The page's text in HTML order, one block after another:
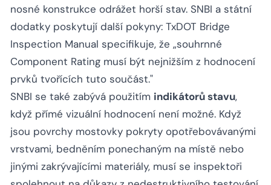
nosné konstrukce odrážet horší stav. SNBI a státní
dodatky poskytují další pokyny: TxDOT Bridge
Inspection Manual specifikuje, že „souhrnné
Component Rating musí být nejnižším z hodnocení
prvků tvořících tuto součást."
SNBI se také zabývá použitím indikátorů stavu,
když přímé vizuální hodnocení není možné. Když
jsou povrchy mostovky pokryty opotřebovávanými
vrstvami, bedněním ponechaným na místě nebo
jinými zakrývajícími materiály, musí se inspektoři